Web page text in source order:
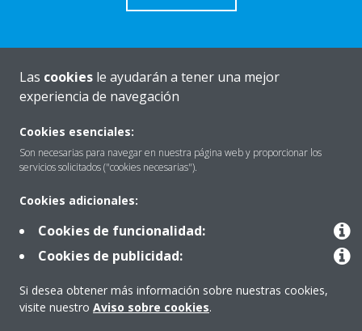
Quiénes somos
Destacados
Contactar con Daikin
Las cookies le ayudarán a tener una mejor
experiencia de navegación
Cookies esenciales:
Son necesarias para navegar en nuestra página web y proporcionar los
servicios solicitados ("cookies necesarias").
Cookies adicionales:
Cookies de funcionalidad:
Cookies de publicidad:
Si desea obtener más información sobre nuestras cookies,
visite nuestro Aviso sobre cookies.